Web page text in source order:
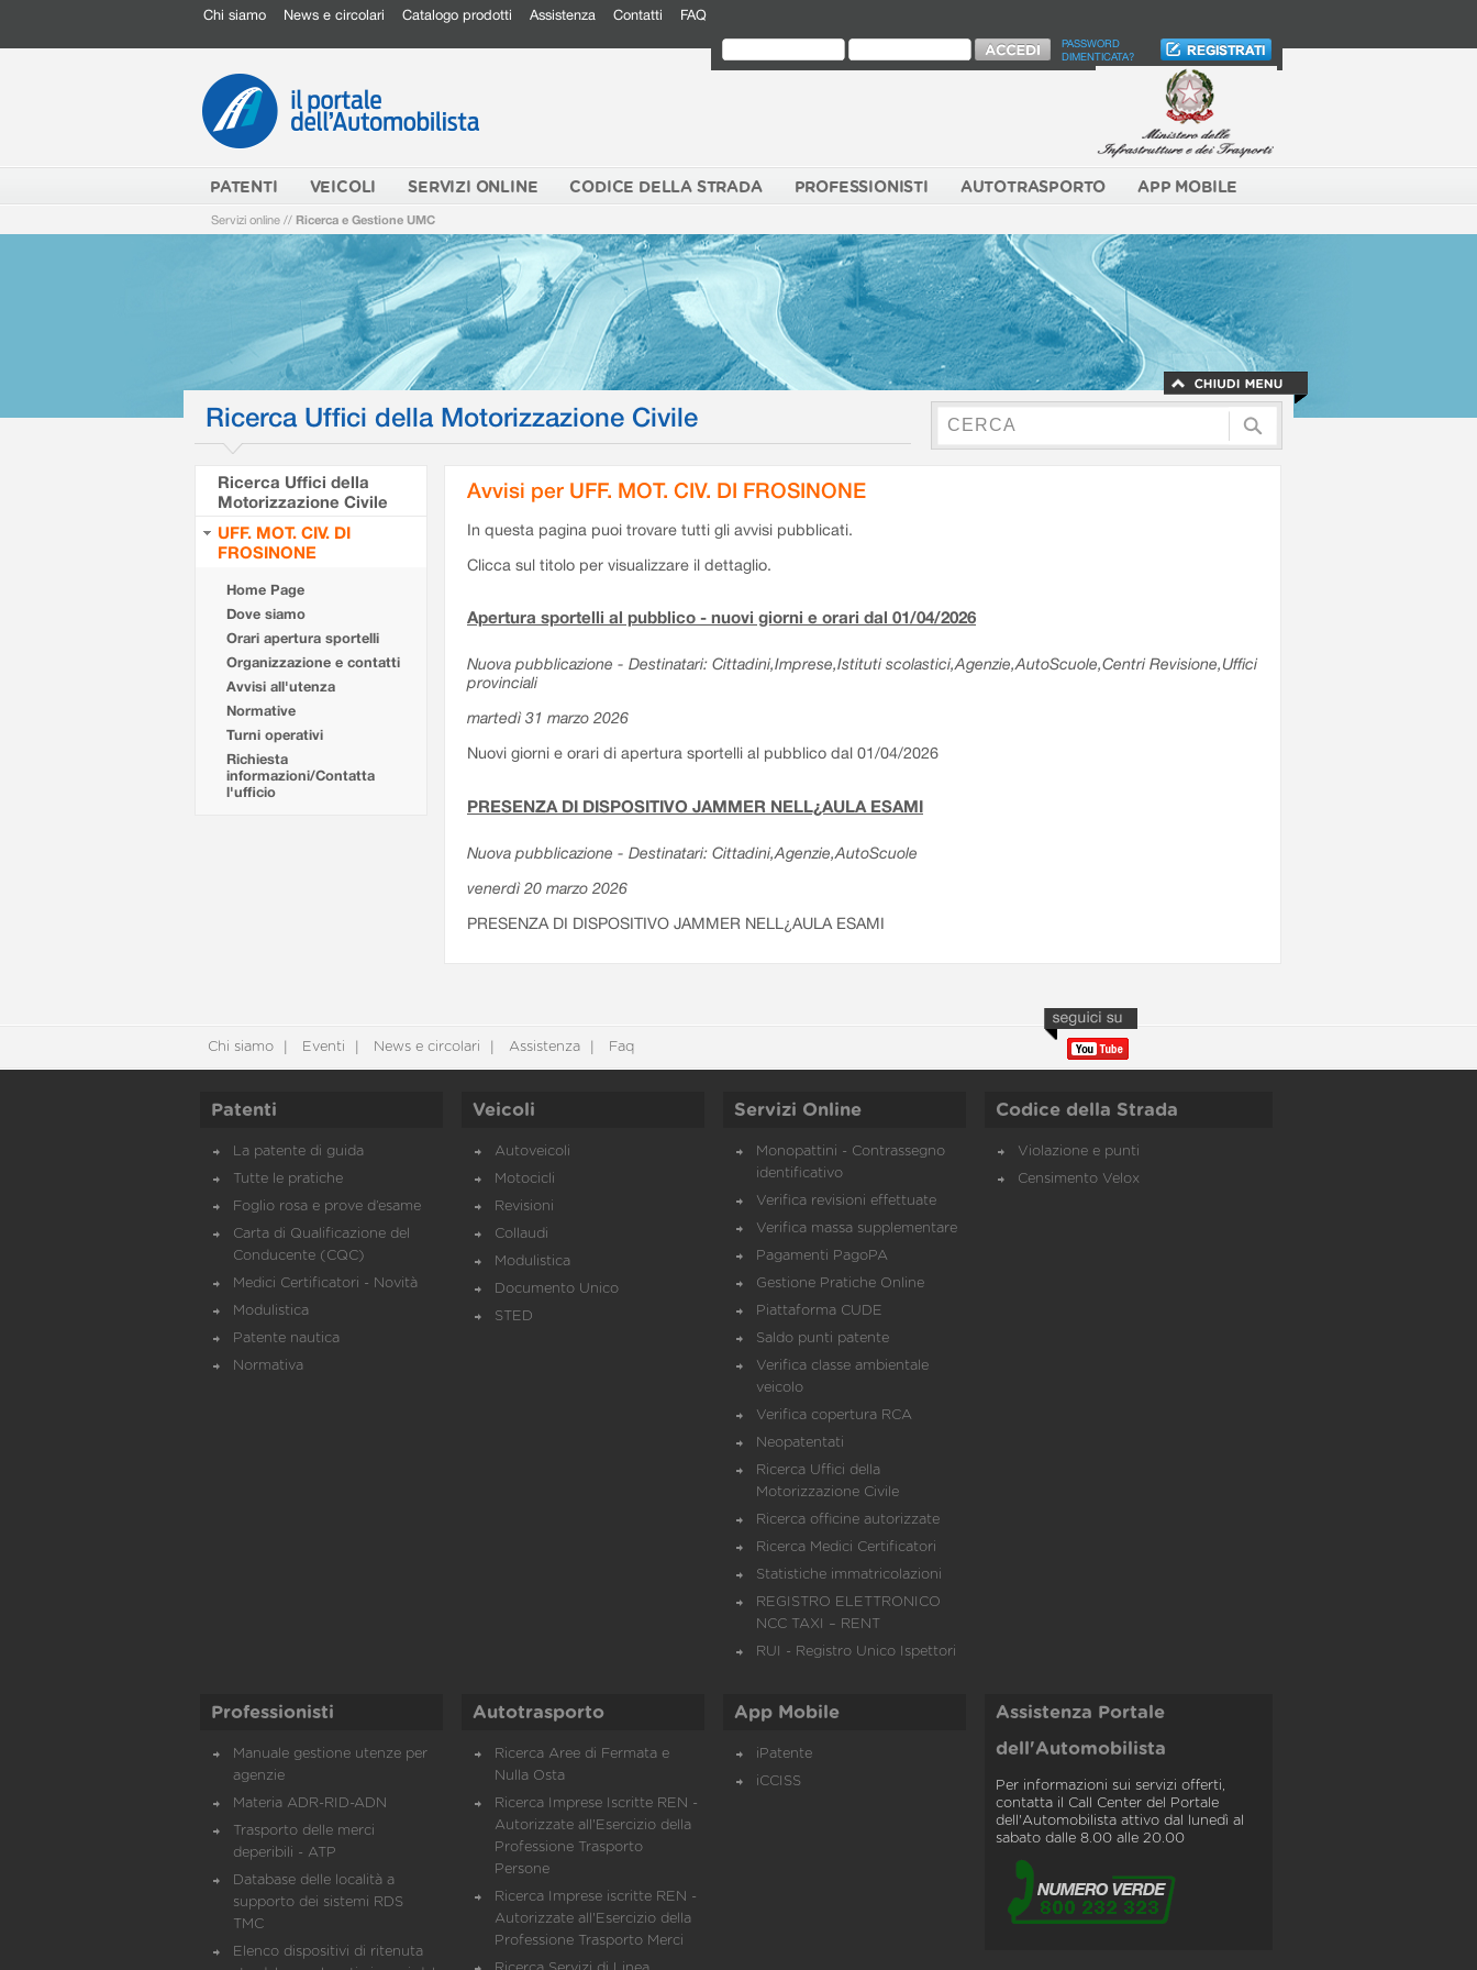
Chi siamo News e circolari Catalogo prodotti Assistenza Contatti FAQ
PASSWORD
DIMENTICATA?
PATENTI VEICOLI SERVIZI ONLINE CODICE DELLA STRADA PROFESSIONISTI AUTOTRASPORTO APP MOBILE
Servizi online // Ricerca e Gestione UMC
Ricerca Uffici della Motorizzazione Civile
Ricerca Uffici della
Motorizzazione Civile
UFF. MOT. CIV. DI
FROSINONE
Home Page
Dove siamo
Orari apertura sportelli
Organizzazione e contatti
Avvisi all'utenza
Normative
Turni operativi
Richiesta
informazioni/Contatta
l'ufficio
Avvisi per UFF. MOT. CIV. DI FROSINONE
In questa pagina puoi trovare tutti gli avvisi pubblicati.
Clicca sul titolo per visualizzare il dettaglio.
Apertura sportelli al pubblico - nuovi giorni e orari dal 01/04/2026
Nuova pubblicazione - Destinatari: Cittadini,Imprese,Istituti scolastici,Agenzie,AutoScuole,Centri Revisione,Uffici
provinciali
martedì 31 marzo 2026
Nuovi giorni e orari di apertura sportelli al pubblico dal 01/04/2026
PRESENZA DI DISPOSITIVO JAMMER NELL¿AULA ESAMI
Nuova pubblicazione - Destinatari: Cittadini,Agenzie,AutoScuole
venerdì 20 marzo 2026
PRESENZA DI DISPOSITIVO JAMMER NELL¿AULA ESAMI
Chi siamo Eventi News e circolari Assistenza Faq
Patenti
La patente di guida
Tutte le pratiche
Foglio rosa e prove d’esame
Carta di Qualificazione del
Conducente (CQC)
Medici Certificatori - Novità
Modulistica
Patente nautica
Normativa
Veicoli
Autoveicoli
Motocicli
Revisioni
Collaudi
Modulistica
Documento Unico
STED
Servizi Online
Monopattini - Contrassegno
identificativo
Verifica revisioni effettuate
Verifica massa supplementare
Pagamenti PagoPA
Gestione Pratiche Online
Piattaforma CUDE
Saldo punti patente
Verifica classe ambientale
veicolo
Verifica copertura RCA
Neopatentati
Ricerca Uffici della
Motorizzazione Civile
Ricerca officine autorizzate
Ricerca Medici Certificatori
Statistiche immatricolazioni
REGISTRO ELETTRONICO
NCC TAXI – RENT
RUI - Registro Unico Ispettori
Codice della Strada
Violazione e punti
Censimento Velox
Professionisti
Manuale gestione utenze per
agenzie
Materia ADR-RID-ADN
Trasporto delle merci
deperibili - ATP
Database delle località a
supporto dei sistemi RDS
TMC
Elenco dispositivi di ritenuta
Autotrasporto
Ricerca Aree di Fermata e
Nulla Osta
Ricerca Imprese Iscritte REN -
Autorizzate all'Esercizio della
Professione Trasporto
Persone
Ricerca Imprese iscritte REN -
Autorizzate all'Esercizio della
Professione Trasporto Merci
App Mobile
iPatente
iCCISS
Assistenza Portale
dell'Automobilista
Per informazioni sui servizi offerti,
contatta il Call Center del Portale
dell'Automobilista attivo dal lunedì al
sabato dalle 8.00 alle 20.00